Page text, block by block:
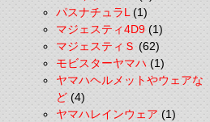
パスナチュラL(1)
マジェスティ4D9(1)
マジェスティＳ(62)
モビスターヤマハ(1)
ヤマハヘルメットやウェアな
ど(4)
ヤマハレインウェア(1)